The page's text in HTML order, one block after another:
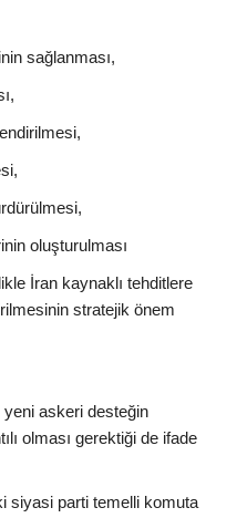
sağlanması,
oluşturulması
İran kaynaklı tehditlere
stratejik önem
yeni askeri desteğin
olması gerektiği de ifade
siyasi parti temelli komuta